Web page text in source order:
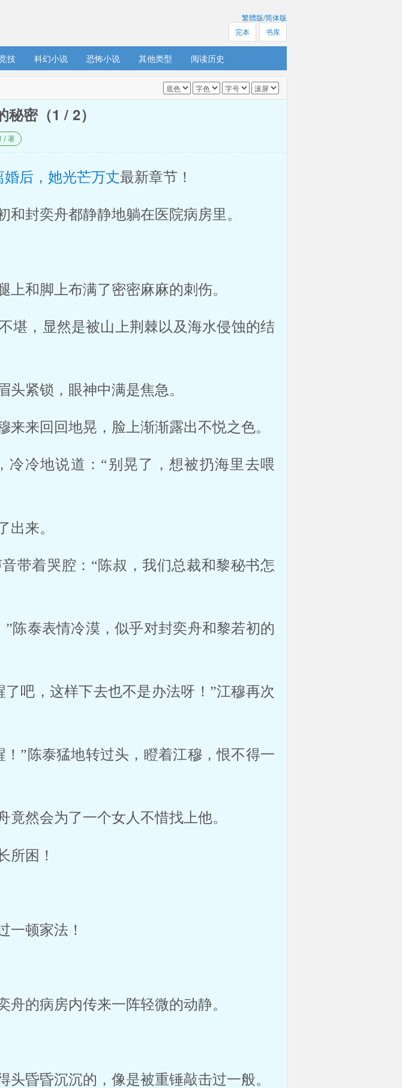
繁體版/简体版
书库
完本
技 科幻小说 恐怖小说 其他类型 阅读历史
密（1 / 2）
/ 著
婚后，她光芒万丈最新章节！
封奕舟都静静地躺在医院病房里。
和脚上布满了密密麻麻的刺伤。
堪，显然是被山上荆棘以及海水侵蚀的结
紧锁，眼神中满是焦急。
来回回地晃，脸上渐渐露出不悦之色。
冷地说道：“别晃了，想被扔海里去喂
出来。
带着哭腔：“陈叔，我们总裁和黎秘书怎
陈泰表情冷漠，似乎对封奕舟和黎若初的
吧，这样下去也不是办法呀！”江穆再次
”陈泰猛地转过头，瞪着江穆，恨不得一
然会为了一个女人不惜找上他。
所困！
一顿家法！
的病房内传来一阵轻微的动静。
昏昏沉沉的，像是被重锤敲击过一般。